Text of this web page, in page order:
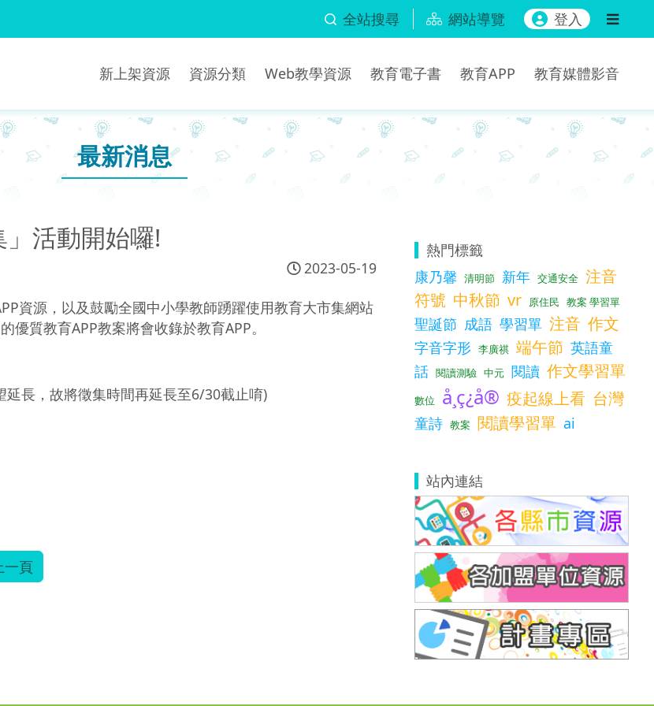
全站搜尋 網站導覽 登入
新上架資源 資源分類 Web教學資源 教育電子書 教育APP 教育媒體影音
最新消息
活動開始囉!
2023-05-19
資源，以及鼓勵全國中小學教師踴躍使用教育大市集網站
質教育APP教案將會收錄於教育APP。
延長，故將徵集時間再延長至6/30截止唷)
一頁
熱門標籤
康乃馨 清明節 新年 交通安全 注音
符號 中秋節 vr 原住民 教案 學習單
聖誕節 成語 學習單 注音 作文
字音字形 李廣祺 端午節 英語童
話 閱讀測驗 中元 閱讀 作文學習單
數位 å­¸ç¿å® 疫起線上看 台灣
童詩 教案 閱讀學習單 ai
站內連結